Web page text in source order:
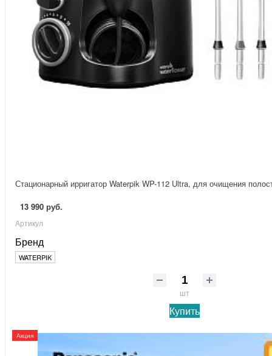
Стационарный ирригатор Waterpik WP-112 Ultra, для очищения
13 990 руб.
Артикул
Бренд
WATERPIK
шт
Купить
Акция